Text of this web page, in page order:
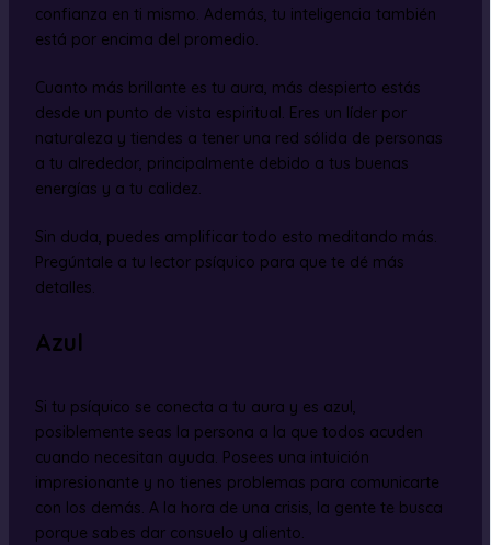
confianza en ti mismo. Además, tu inteligencia también
está por encima del promedio.
Cuanto más brillante es tu aura, más despierto estás
desde un punto de vista espiritual. Eres un líder por
naturaleza y tiendes a tener una red sólida de personas
a tu alrededor, principalmente debido a tus buenas
energías y a tu calidez.
Sin duda, puedes amplificar todo esto meditando más.
Pregúntale a tu lector psíquico para que te dé más
detalles.
Azul
Si tu psíquico se conecta a tu aura y es azul,
posiblemente seas la persona a la que todos acuden
cuando necesitan ayuda. Posees una intuición
impresionante y no tienes problemas para comunicarte
con los demás. A la hora de una crisis, la gente te busca
porque sabes dar consuelo y aliento.